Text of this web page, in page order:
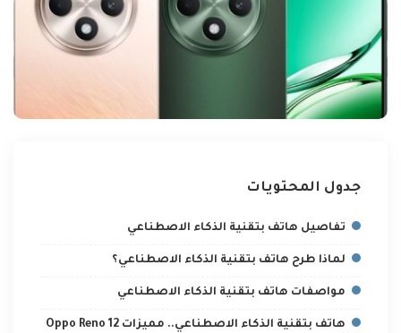
جدول المحتويات
تفاصيل هاتف بتقنية الذكاء الاصطناعي
لماذا طرح هاتف بتقنية الذكاء الاصطناعي؟
مواصفات هاتف بتقنية الذكاء الاصطناعي
هاتف بتقنية الذكاء الاصطناعي.. مميزات Oppo Reno 12